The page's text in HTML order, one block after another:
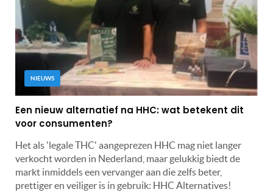
NIEUWS
Een nieuw alternatief na HHC: wat betekent dit
voor consumenten?
Het als 'legale THC' aangeprezen HHC mag niet langer
verkocht worden in Nederland, maar gelukkig biedt de
markt inmiddels een vervanger aan die zelfs beter,
prettiger en veiliger is in gebruik: HHC Alternatives!